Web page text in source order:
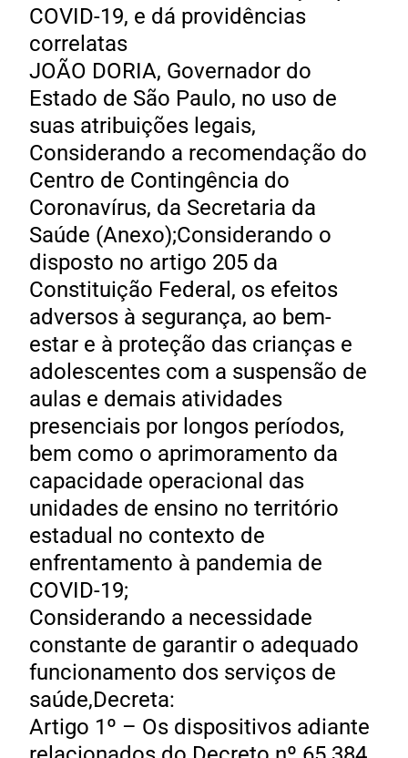
COVID-19, e dá providências
correlatas
JOÃO DORIA, Governador do
Estado de São Paulo, no uso de
suas atribuições legais,
Considerando a recomendação do
Centro de Contingência do
Coronavírus, da Secretaria da
Saúde (Anexo);Considerando o
disposto no artigo 205 da
Constituição Federal, os efeitos
adversos à segurança, ao bem-
estar e à proteção das crianças e
adolescentes com a suspensão de
aulas e demais atividades
presenciais por longos períodos,
bem como o aprimoramento da
capacidade operacional das
unidades de ensino no território
estadual no contexto de
enfrentamento à pandemia de
COVID-19;
Considerando a necessidade
constante de garantir o adequado
funcionamento dos serviços de
saúde,Decreta:
Artigo 1º – Os dispositivos adiante